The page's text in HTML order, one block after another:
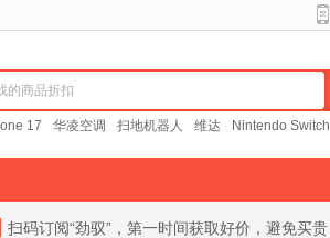
的商品折扣
17 华凌空调 扫地机器人 维达 Nintendo Switch
扫码订阅“劲驭”，第一时间获取好价，避免买贵